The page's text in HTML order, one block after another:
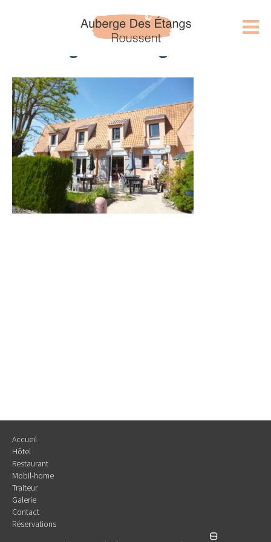
auberge des étangs roussent
Accueil
Hôtel
Restaurant
Mobil-home
Traiteur
Galerie
Contact
Réservations